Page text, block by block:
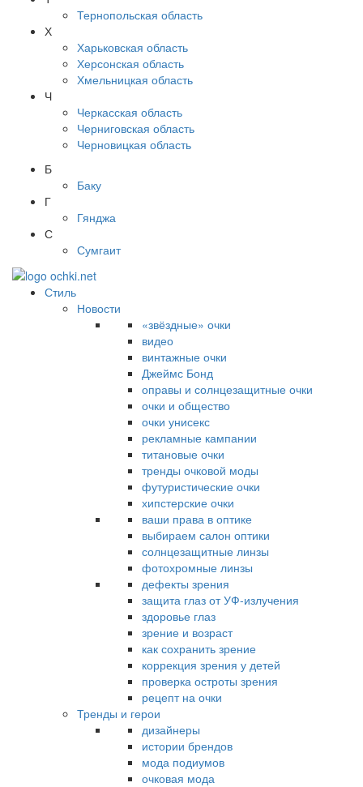
Тернопольская область
Х
Харьковская область
Херсонская область
Хмельницкая область
Ч
Черкасская область
Черниговская область
Черновицкая область
Б
Баку
Г
Гянджа
С
Сумгаит
Стиль
Новости
«звёздные» очки
видео
винтажные очки
Джеймс Бонд
оправы и солнцезащитные очки
очки и общество
очки унисекс
рекламные кампании
титановые очки
тренды очковой моды
футуристические очки
хипстерские очки
ваши права в оптике
выбираем салон оптики
солнцезащитные линзы
фотохромные линзы
дефекты зрения
защита глаз от УФ-излучения
здоровье глаз
зрение и возраст
как сохранить зрение
коррекция зрения у детей
проверка остроты зрения
рецепт на очки
Тренды и герои
дизайнеры
истории брендов
мода подиумов
очковая мода